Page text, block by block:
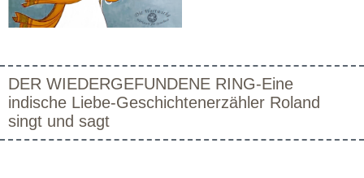
DER WIEDERGEFUNDENE RING-Eine
indische Liebe-Geschichtenerzähler Roland
singt und sagt